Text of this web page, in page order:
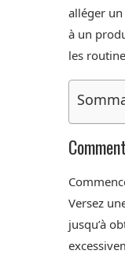
alléger
à un
les
Versez
jusqu’à